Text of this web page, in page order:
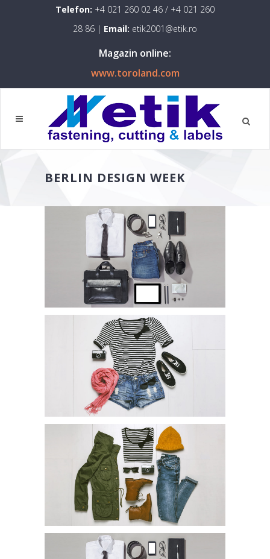
Telefon: +4 021 260 02 46 / +4 021 260
28 86 | Email: etik2001@etik.ro
Magazin online:
www.toroland.com
BERLIN DESIGN WEEK